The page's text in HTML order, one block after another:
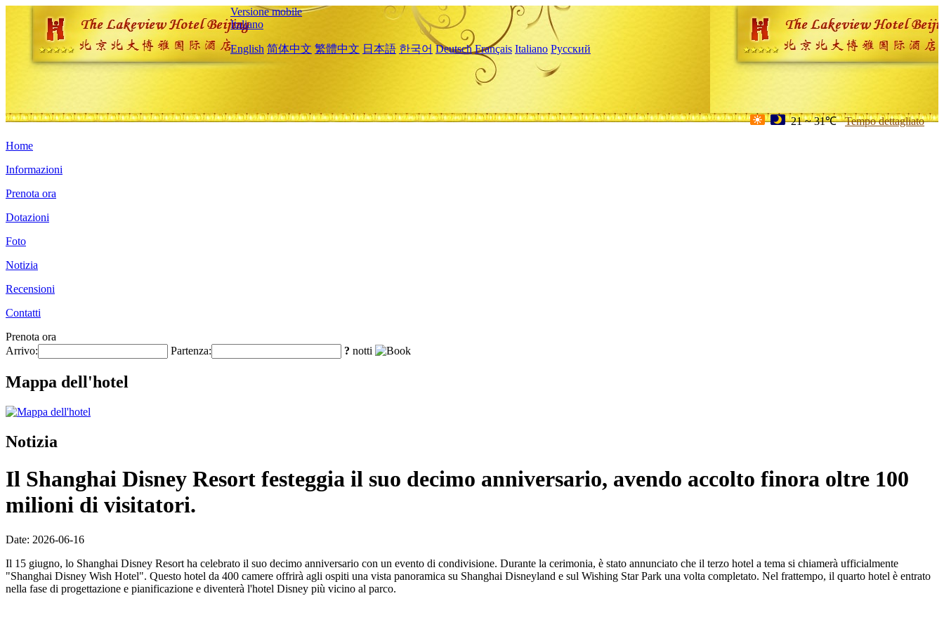
Versione mobile
Italiano
English 简体中文 繁體中文 日本語 한국어 Deutsch Français Italiano Русский
21 ~ 31℃ Tempo dettagliato
Home
Informazioni
Prenota ora
Dotazioni
Foto
Notizia
Recensioni
Contatti
Prenota ora
Arrivo:
Partenza: ? notti
Mappa dell'hotel
Notizia
Il Shanghai Disney Resort festeggia il suo decimo anniversario, avendo accolto finora oltre 100
milioni di visitatori.
Date: 2026-06-16
Il 15 giugno, lo Shanghai Disney Resort ha celebrato il suo decimo anniversario con un evento di condivisione. Durante la cerimonia, è stato annunciato che il terzo hotel a tema si chiamerà ufficialmente
"Shanghai Disney Wish Hotel". Questo hotel da 400 camere offrirà agli ospiti una vista panoramica su Shanghai Disneyland e sul Wishing Star Park una volta completato. Nel frattempo, il quarto hotel è entrato
nella fase di progettazione e pianificazione e diventerà l'hotel Disney più vicino al parco.